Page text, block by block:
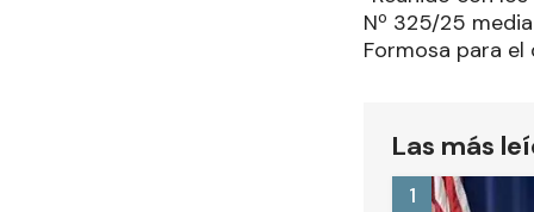
Nº 325/25
Formosa para
Las más
1